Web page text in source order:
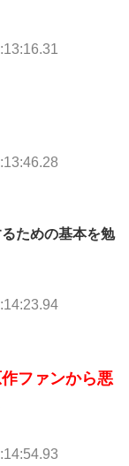
ための基本を勉
ファンから悪